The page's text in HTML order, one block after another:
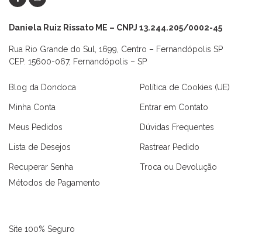
Daniela Ruiz Rissato ME – CNPJ 13.244.205/0002-45
Rua Rio Grande do Sul, 1699, Centro – Fernandópolis SP
CEP: 15600-067, Fernandópolis – SP
Blog da Dondoca
Minha Conta
Meus Pedidos
Lista de Desejos
Recuperar Senha
Política de Cookies (UE)
Entrar em Contato
Dúvidas Frequentes
Rastrear Pedido
Troca ou Devolução
Métodos de Pagamento
Site 100% Seguro